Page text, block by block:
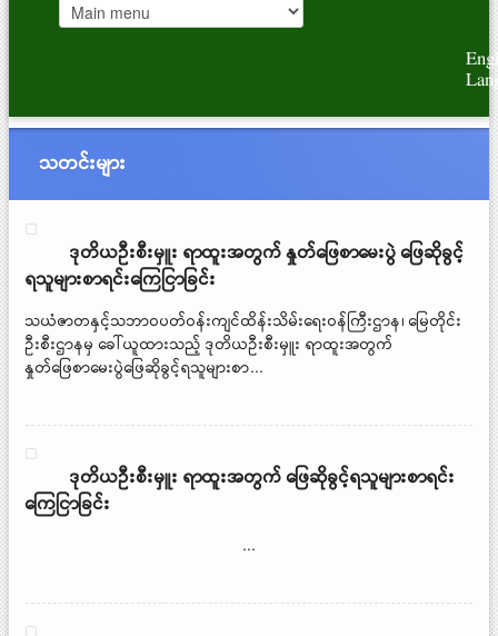
သတင်းများ
ဒုတိယဦးစီးမှူး ရာထူးအတွက် နှုတ်ဖြေစာမေးပွဲ ဖြေဆိုခွင့်
ရသူများစာရင်းကြေငြာခြင်း
သယံဇာတနှင့်သဘာဝပတ်ဝန်းကျင်ထိန်းသိမ်းရေးဝန်ကြီးဌာန၊ မြေတိုင်း
ဦးစီးဌာနမှ ခေါ်ယူထားသည့် ဒုတိယဦးစီးမှူး ရာထူးအတွက်
နှုတ်ဖြေစာမေးပွဲဖြေဆိုခွင့်ရသူများစာ...
ဒုတိယဦးစီးမှူး ရာထူးအတွက် ဖြေဆိုခွင့်ရသူများစာရင်း
ကြေငြာခြင်း
...
Pages